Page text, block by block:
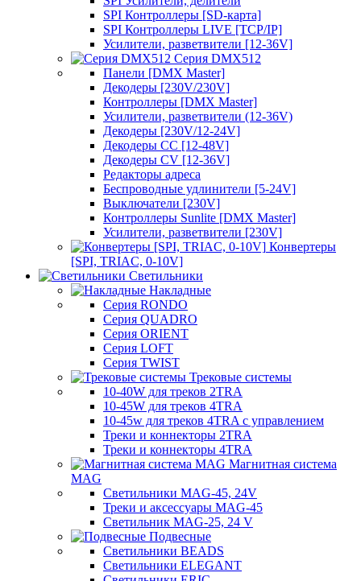
SPI Контроллеры [SD-карта]
SPI Контроллеры LIVE [TCP/IP]
Усилители, разветвители [12-36V]
Серия DMX512
Панели [DMX Master]
Декодеры [230V/230V]
Контроллеры [DMX Master]
Усилители, разветвители (12-36V)
Декодеры [230V/12-24V]
Декодеры CC [12-48V]
Декодеры CV [12-36V]
Редакторы адреса
Беспроводные удлинители [5-24V]
Выключатели [230V]
Контроллеры Sunlite [DMX Master]
Усилители, разветвители [230V]
Конвертеры
[SPI, TRIAC, 0-10V]
Светильники
Накладные
Серия RONDO
Серия QUADRO
Серия ORIENT
Серия LOFT
Серия TWIST
Трековые системы
10-40W для треков 2TRA
10-45W для треков 4TRA
10-45w для треков 4TRA с управлением
Треки и коннекторы 2TRA
Треки и коннекторы 4TRA
Магнитная система
MAG
Светильники MAG-45, 24V
Треки и аксессуары MAG-45
Светильник MAG-25, 24 V
Подвесные
Светильники BEADS
Светильники ELEGANT